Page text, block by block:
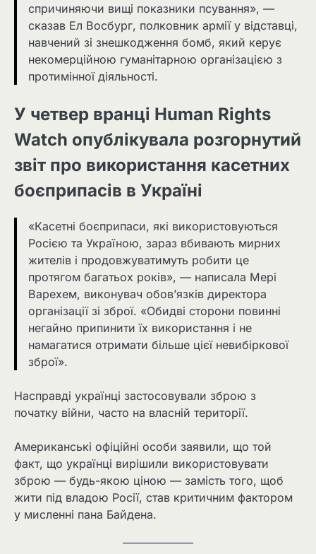
спричиняючи вищі показники псування», —
сказав Ел Восбург, полковник армії у відставці,
навчений зі знешкодження бомб, який керує
некомерційною гуманітарною організацією з
протимінної діяльності.
У четвер вранці Human Rights
Watch опублікувала розгорнутий
звіт про використання касетних
боєприпасів в Україні
«Касетні боєприпаси, які використовуються
Росією та Україною, зараз вбивають мирних
жителів і продовжуватимуть робити це
протягом багатьох років», — написала Мері
Варехем, виконувач обов’язків директора
організації зі зброї. «Обидві сторони повинні
негайно припинити їх використання і не
намагатися отримати більше цієї невибіркової
зброї».
Насправді українці застосовували зброю з
початку війни, часто на власній території.
Американські офіційні особи заявили, що той
факт, що українці вирішили використовувати
зброю — будь-якою ціною — замість того, щоб
жити під владою Росії, став критичним фактором
у мисленні пана Байдена.